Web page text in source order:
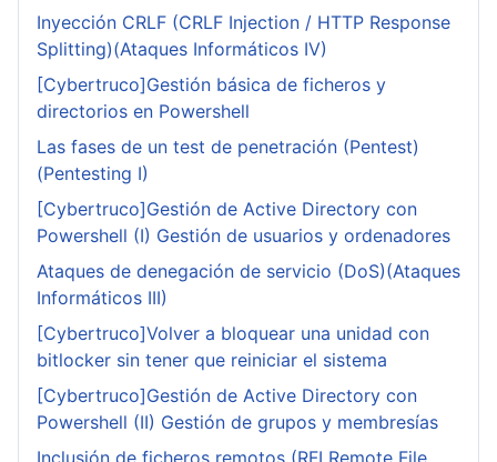
Inyección CRLF (CRLF Injection / HTTP Response
Splitting)(Ataques Informáticos IV)
[Cybertruco]Gestión básica de ficheros y
directorios en Powershell
Las fases de un test de penetración (Pentest)
(Pentesting I)
[Cybertruco]Gestión de Active Directory con
Powershell (I) Gestión de usuarios y ordenadores
Ataques de denegación de servicio (DoS)(Ataques
Informáticos III)
[Cybertruco]Volver a bloquear una unidad con
bitlocker sin tener que reiniciar el sistema
[Cybertruco]Gestión de Active Directory con
Powershell (II) Gestión de grupos y membresías